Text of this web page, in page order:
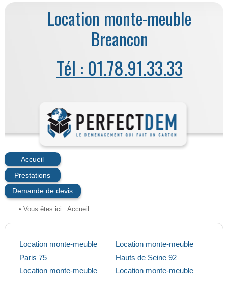
Location monte-meuble
Breancon
Tél : 01.78.91.33.33
Accueil
Prestations
Demande de devis
• Vous êtes ici : Accueil
Location monte-meuble
Paris 75
Location monte-meuble
Location monte-meuble
Hauts de Seine 92
Location monte-meuble